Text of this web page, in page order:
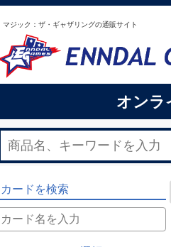
マジック：ザ・ギャザリングの通販サイト
オンラ
カードを検索